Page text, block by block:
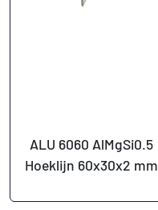
ALU 6060 AlMgSi0.5
Hoeklijn 60x30x2 mm